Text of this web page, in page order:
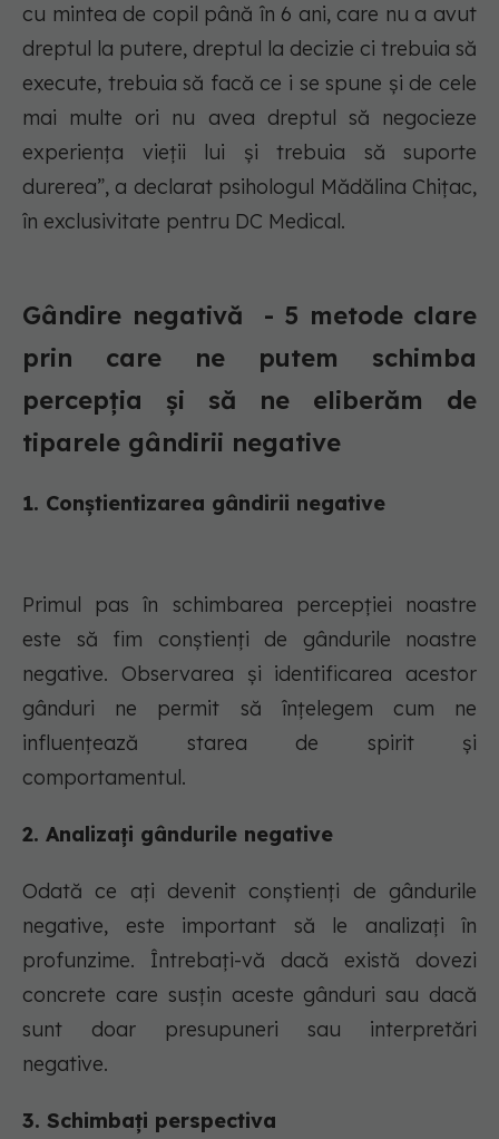
cu mintea de copil până în 6 ani, care nu a avut
dreptul la putere, dreptul la decizie ci trebuia să
execute, trebuia să facă ce i se spune și de cele
mai multe ori nu avea dreptul să negocieze
experiența vieții lui și trebuia să suporte
durerea”, a declarat psihologul Mădălina Chițac,
în exclusivitate pentru DC Medical.
Gândire negativă - 5 metode clare
prin care ne putem schimba
percepția și să ne eliberăm de
tiparele gândirii negative
1. Conștientizarea gândirii negative
Primul pas în schimbarea percepției noastre
este să fim conștienți de gândurile noastre
negative. Observarea și identificarea acestor
gânduri ne permit să înțelegem cum ne
influențează starea de spirit și
comportamentul.
2. Analizați gândurile negative
Odată ce ați devenit conștienți de gândurile
negative, este important să le analizați în
profunzime. Întrebați-vă dacă există dovezi
concrete care susțin aceste gânduri sau dacă
sunt doar presupuneri sau interpretări
negative.
3. Schimbați perspectiva